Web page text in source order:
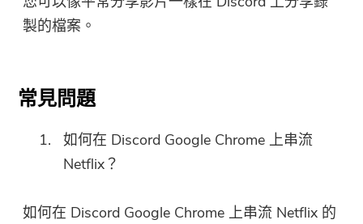
製的檔案。
常見問題
如何在 Discord Google Chrome 上串流
Netflix？
如何在 Discord Google Chrome 上串流 Netflix 的